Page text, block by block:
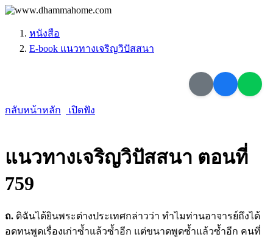
หนังสือ
E-book แนวทางเจริญวิปัสสนา
กลับหน้าหลัก เปิดฟัง
แนวทางเจริญวิปัสสนา ตอนที่
759
ถ. ดิฉันได้ยินพระต่างประเทศกล่าวว่า ทำไมท่านอาจารย์ถึงได้
อดทนพูดเรื่องเก่าซ้ำแล้วซ้ำอีก แต่ขนาดพูดซ้ำแล้วซ้ำอีก คนที่